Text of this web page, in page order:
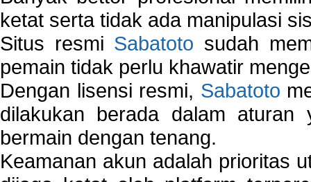
ketat serta tidak ada manipulasi
Situs resmi Sabatoto sudah
pemain tidak perlu khawatir
Dengan lisensi resmi, Sabatoto
dilakukan berada dalam
bermain dengan tenang.
Keamanan akun adalah prioritas